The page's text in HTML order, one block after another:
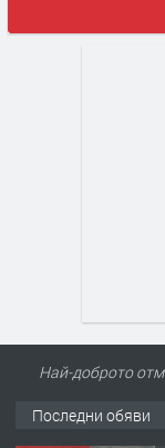
Най-доброто
Последни обяви